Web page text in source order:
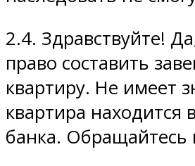
2.4. Здравствуйте!
право составить
квартиру. Не имеет
квартира находится
банка. Обращайтесь